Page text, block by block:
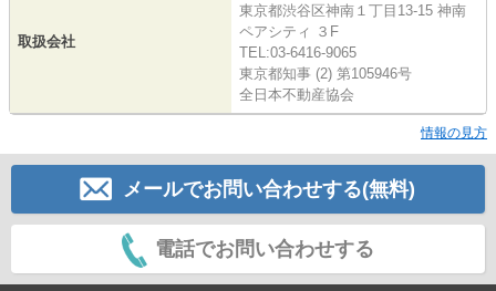
取扱会社
東京都渋谷区神南１丁目13-15 神南
ペアシティ ３F
TEL:03-6416-9065
東京都知事 (2) 第105946号
全日本不動産協会
情報の見方
メールでお問い合わせする(無料)
電話でお問い合わせする